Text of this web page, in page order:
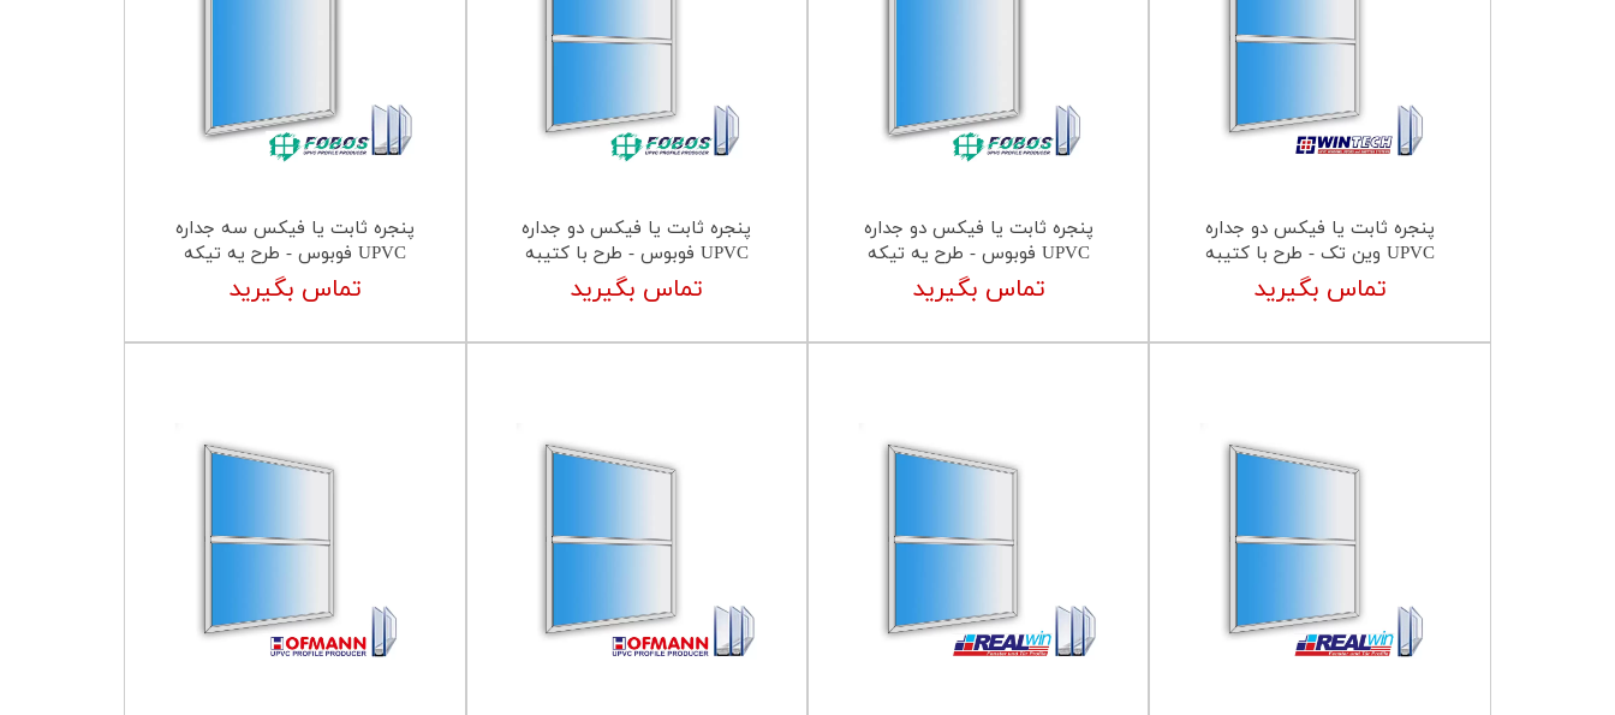
پنجره ثابت یا فیکس دو جداره
UPVC وین تک - طرح با کتیبه
تماس بگیرید
پنجره ثابت یا فیکس دو جداره
UPVC فوبوس - طرح یه تیکه
تماس بگیرید
پنجره ثابت یا فیکس دو جداره
UPVC فوبوس - طرح با کتیبه
تماس بگیرید
پنجره ثابت یا فیکس سه جداره
UPVC فوبوس - طرح یه تیکه
تماس بگیرید